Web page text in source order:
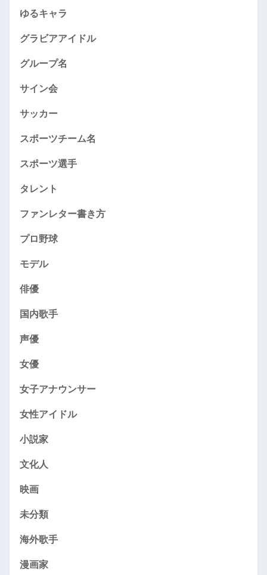
ゆるキャラ
グラビアアイドル
グループ名
サイン会
サッカー
スポーツチーム名
スポーツ選手
タレント
ファンレター書き方
プロ野球
モデル
俳優
国内歌手
声優
女優
女子アナウンサー
女性アイドル
小説家
文化人
映画
未分類
海外歌手
漫画家